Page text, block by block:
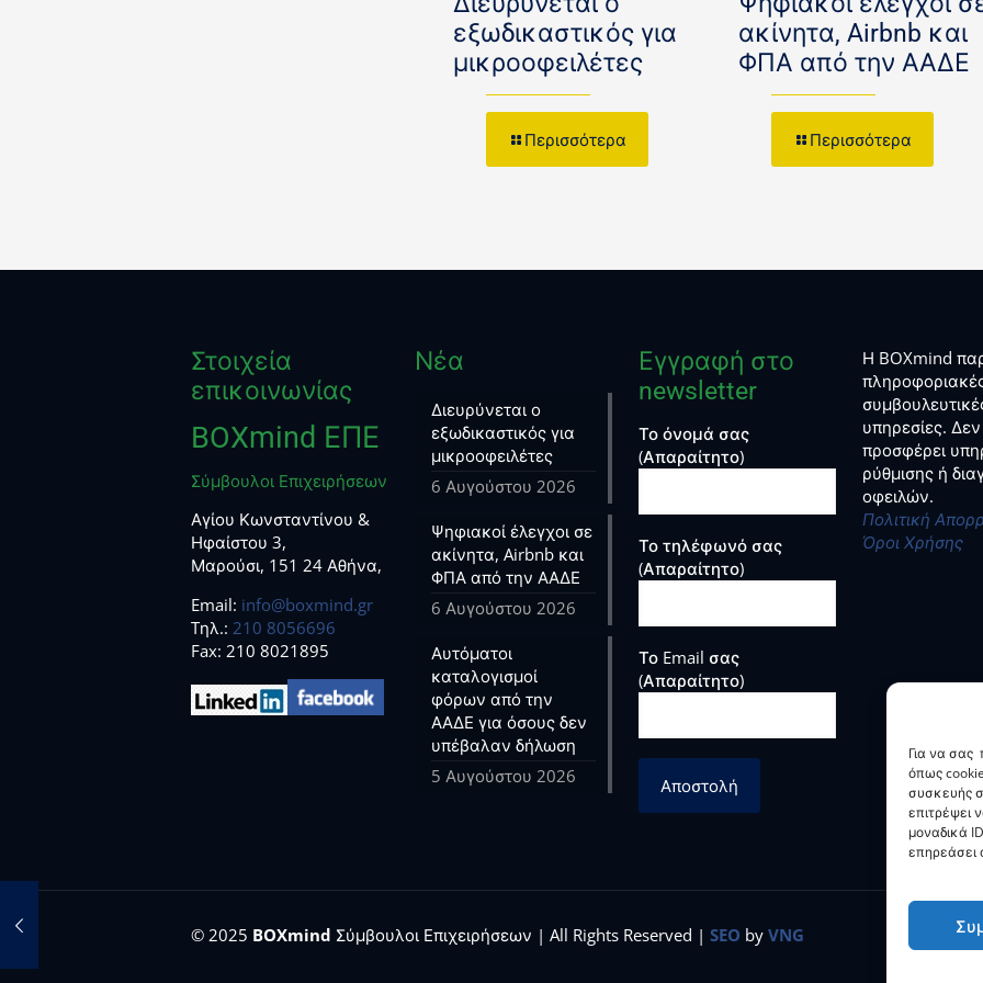
Για να σας
όπως
συσκευής
επιτρέψει
μοναδικά
επηρεάσει
εξωδικαστικός για
μικροοφειλέτες
Περισσότερα
ακίνητα, Airbnb και
ΦΠΑ από την ΑΑΔΕ
Περισσότερα
Στοιχεία
επικοινωνίας
BOXmind ΕΠΕ
Σύμβουλοι Επιχειρήσεων
Αγίου Κωνσταντίνου &
Ηφαίστου 3,
Μαρούσι, 151 24 Αθήνα,
Email: info@boxmind.gr
Tηλ.: 210 8056696
Fax: 210 8021895
Νέα
Διευρύνεται ο
εξωδικαστικός για
μικροοφειλέτες
6 Αυγούστου 2026
Ψηφιακοί έλεγχοι σε
ακίνητα, Airbnb και
ΦΠΑ από την ΑΑΔΕ
6 Αυγούστου 2026
Αυτόματοι
καταλογισμοί
φόρων από την
ΑΑΔΕ για όσους δεν
υπέβαλαν δήλωση
5 Αυγούστου 2026
Εγγραφή στο
newsletter
Το όνομά σας
(Απαραίτητο)
Το τηλέφωνό σας
(Απαραίτητο)
Το Email σας
(Απαραίτητο)
Η BOXmind
υπηρεσίες. Δεν
προσφέρει
ρύθμισης ή
οφειλών.
Πολιτική
Όροι Χρήσης
© 2025 BOXmind Σύμβουλοι Επιχειρήσεων | All Rights Reserved | SEO by VNG